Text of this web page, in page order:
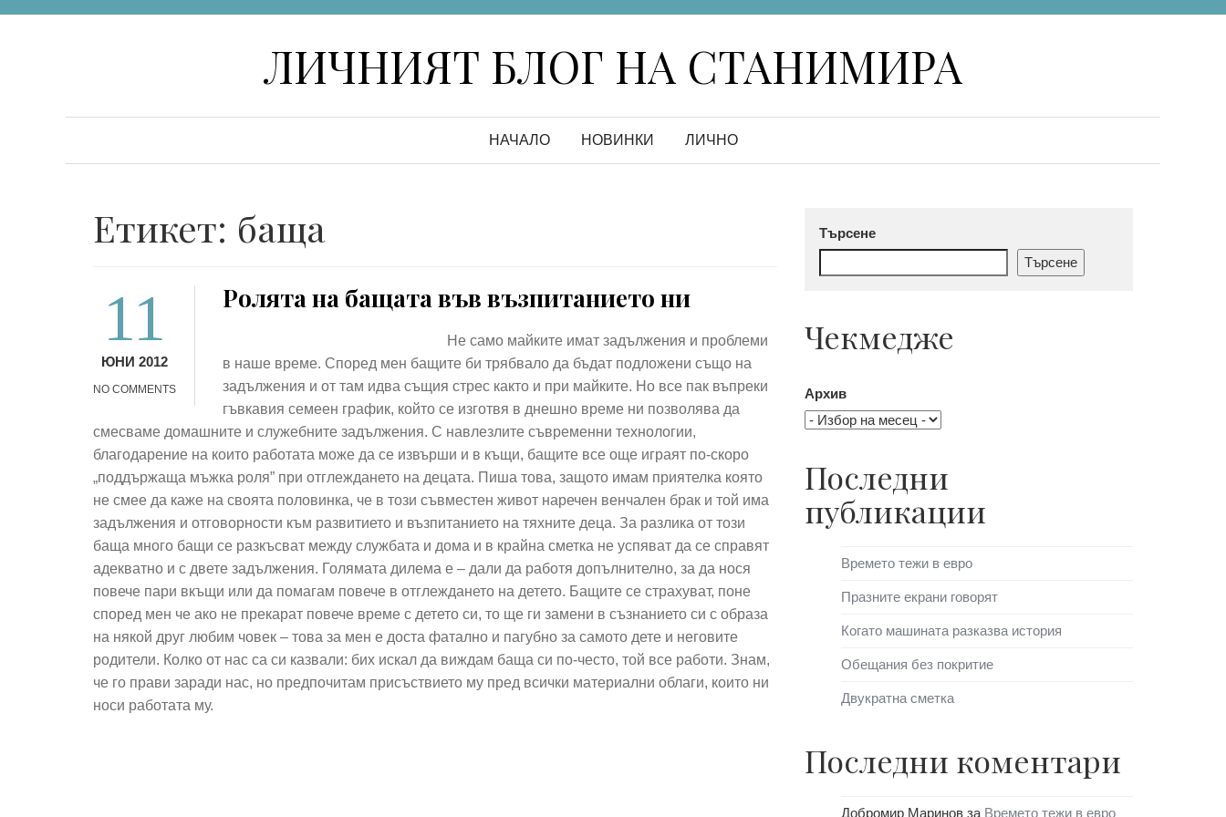
ЛИЧНИЯТ БЛОГ НА СТАНИМИРА
НАЧАЛО НОВИНКИ ЛИЧНО
Етикет: баща
11
ЮНИ 2012
NO COMMENTS
Ролята на бащата във възпитанието ни
Не само майките имат задължения и проблеми
в наше време. Според мен бащите би трябвало да бъдат подложени също на
задължения и от там идва същия стрес както и при майките. Но все пак въпреки
гъвкавия семеен график, който се изготвя в днешно време ни позволява да
смесваме домашните и служебните задължения. С навлезлите съвременни технологии,
благодарение на които работата може да се извърши и в къщи, бащите все още играят по-скоро
„поддържаща мъжка роля” при отглеждането на децата. Пиша това, защото имам приятелка която
не смее да каже на своята половинка, че в този съвместен живот наречен венчален брак и той има
задължения и отговорности към развитието и възпитанието на тяхните деца. За разлика от този
баща много бащи се разкъсват между службата и дома и в крайна сметка не успяват да се справят
адекватно и с двете задължения. Голямата дилема е – дали да работя допълнително, за да нося
повече пари вкъщи или да помагам повече в отглеждането на детето. Бащите се страхуват, поне
според мен че ако не прекарат повече време с детето си, то ще ги замени в съзнанието си с образа
на някой друг любим човек – това за мен е доста фатално и пагубно за самото дете и неговите
родители. Колко от нас са си казвали: бих искал да виждам баща си по-често, той все работи. Знам,
че го прави заради нас, но предпочитам присъствието му пред всички материални облаги, които ни
носи работата му.
Търсене
Търсене
Чекмедже
Архив
Последни
публикации
Времето тежи в евро
Празните екрани говорят
Когато машината разказва история
Обещания без покритие
Двукратна сметка
Последни коментари
Добромир Маринов за Времето тежи в евро